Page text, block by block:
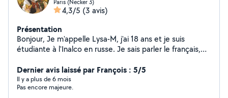
Paris (Necker 3)
4,3/5 (3 avis)
Présentation
Bonjour, Je m'appelle Lysa-M, j'ai 18 ans et je suis
étudiante à l'Inalco en russe. Je sais parler le français,
motivée, dynamique, souriante et j'apprends vite. Merci
d'avoir lu !
Dernier avis laissé par François : 5/5
Il y a plus de 6 mois
Pas encore majeure.